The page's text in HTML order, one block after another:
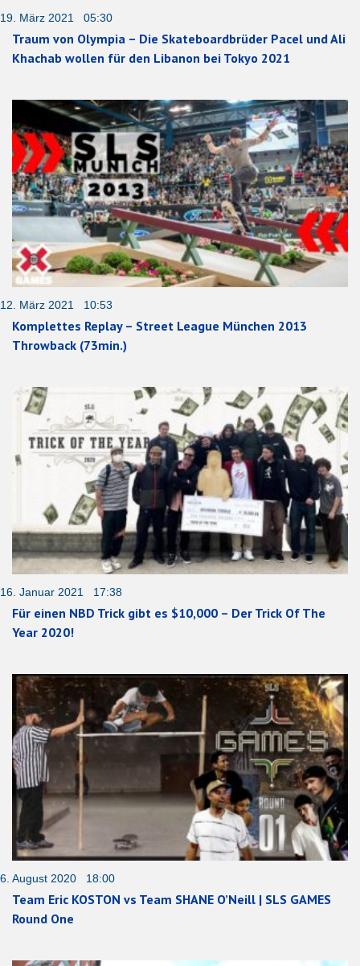
19. März 2021 05:30
Traum von Olympia – Die Skateboardbrüder Pacel und Ali
Khachab wollen für den Libanon bei Tokyo 2021
12. März 2021 10:53
Komplettes Replay – Street League München 2013
Throwback (73min.)
16. Januar 2021 17:38
Für einen NBD Trick gibt es $10,000 – Der Trick Of The
Year 2020!
6. August 2020 18:00
Team Eric KOSTON vs Team SHANE O’Neill | SLS GAMES
Round One